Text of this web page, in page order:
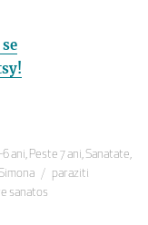
6 ani, Peste 7 ani,Sanatate,
Etichete
paraziti
sanatos